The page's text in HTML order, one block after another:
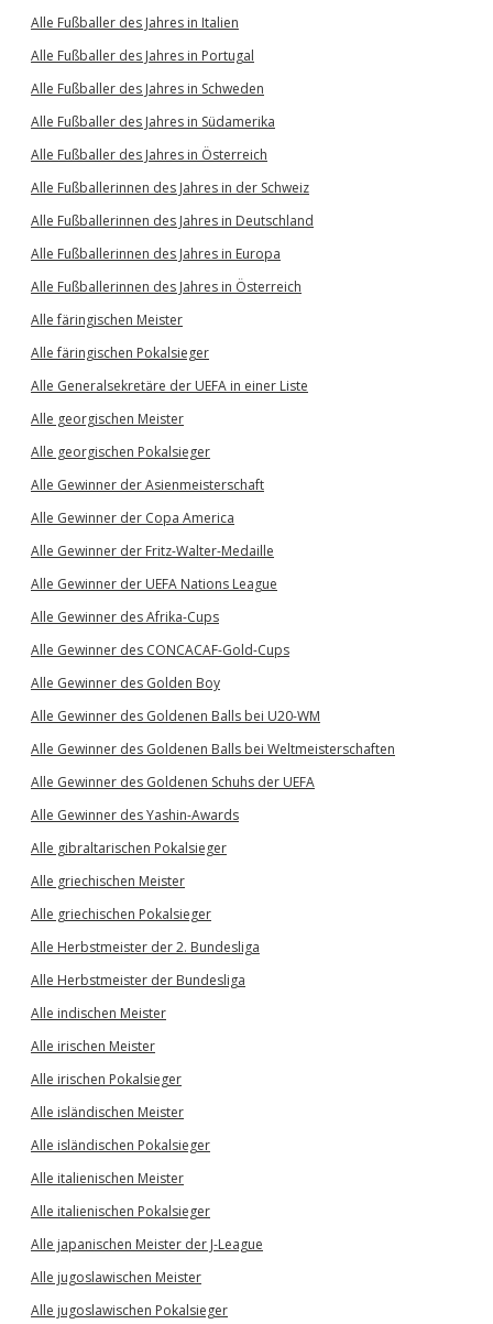
Alle Fußballer des Jahres in Italien
Alle Fußballer des Jahres in Portugal
Alle Fußballer des Jahres in Schweden
Alle Fußballer des Jahres in Südamerika
Alle Fußballer des Jahres in Österreich
Alle Fußballerinnen des Jahres in der Schweiz
Alle Fußballerinnen des Jahres in Deutschland
Alle Fußballerinnen des Jahres in Europa
Alle Fußballerinnen des Jahres in Österreich
Alle färingischen Meister
Alle färingischen Pokalsieger
Alle Generalsekretäre der UEFA in einer Liste
Alle georgischen Meister
Alle georgischen Pokalsieger
Alle Gewinner der Asienmeisterschaft
Alle Gewinner der Copa America
Alle Gewinner der Fritz-Walter-Medaille
Alle Gewinner der UEFA Nations League
Alle Gewinner des Afrika-Cups
Alle Gewinner des CONCACAF-Gold-Cups
Alle Gewinner des Golden Boy
Alle Gewinner des Goldenen Balls bei U20-WM
Alle Gewinner des Goldenen Balls bei Weltmeisterschaften
Alle Gewinner des Goldenen Schuhs der UEFA
Alle Gewinner des Yashin-Awards
Alle gibraltarischen Pokalsieger
Alle griechischen Meister
Alle griechischen Pokalsieger
Alle Herbstmeister der 2. Bundesliga
Alle Herbstmeister der Bundesliga
Alle indischen Meister
Alle irischen Meister
Alle irischen Pokalsieger
Alle isländischen Meister
Alle isländischen Pokalsieger
Alle italienischen Meister
Alle italienischen Pokalsieger
Alle japanischen Meister der J-League
Alle jugoslawischen Meister
Alle jugoslawischen Pokalsieger